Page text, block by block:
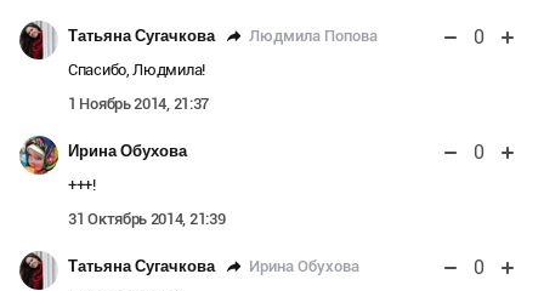
Татьяна Сугачкова Людмила Попова 0
Спасибо, Людмила!
1 Ноябрь 2014, 21:37
Ирина Обухова 0
+++!
31 Октябрь 2014, 21:39
Татьяна Сугачкова Ирина Обухова 0